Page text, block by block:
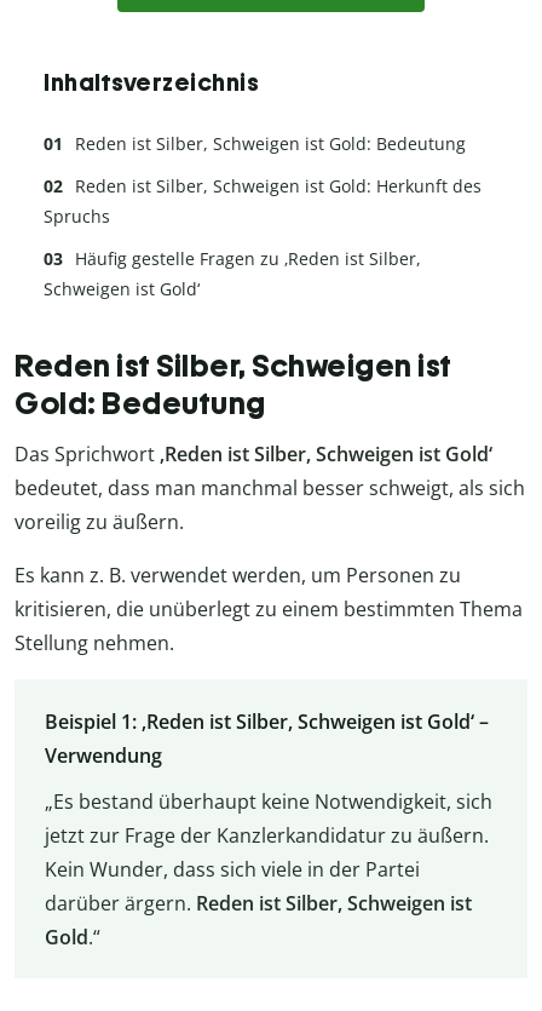
Inhaltsverzeichnis
Reden ist Silber, Schweigen ist Gold: Bedeutung
Reden ist Silber, Schweigen ist Gold: Herkunft des
Spruchs
Häufig gestelle Fragen zu ‚Reden ist Silber,
Schweigen ist Gold‘
Reden ist Silber, Schweigen ist
Gold: Bedeutung
Das Sprichwort‚Reden ist Silber, Schweigen ist Gold‘
bedeutet, dass man manchmal besser schweigt, als sich
voreilig zu äußern.
Es kann z. B. verwendet werden, um Personen zu
kritisieren, die unüberlegt zu einem bestimmten Thema
Stellung nehmen.
Beispiel 1: ‚Reden ist Silber, Schweigen ist Gold‘ –
Verwendung
„Es bestand überhaupt keine Notwendigkeit, sich
jetzt zur Frage der Kanzlerkandidatur zu äußern.
Kein Wunder, dass sich viele in der Partei
darüber ärgern. Reden ist Silber, Schweigen ist
Gold.“